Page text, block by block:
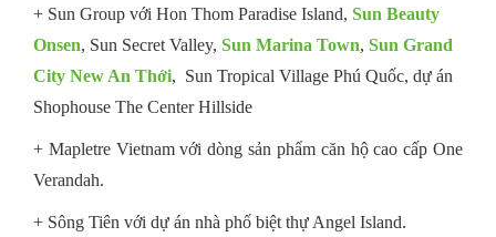
+ Sun Group với Hon Thom Paradise Island, Sun Beauty
Onsen, Sun Secret Valley, Sun Marina Town, Sun Grand
City New An Thới, Sun Tropical Village Phú Quốc, dự án
Shophouse The Center Hillside
+ Mapletre Vietnam với dòng sản phẩm căn hộ cao cấp One
Verandah.
+ Sông Tiên với dự án nhà phố biệt thự Angel Island.